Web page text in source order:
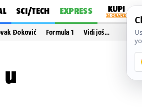
SCI/TECH EXPRESS
Đoković Formula 1 Vidi još…